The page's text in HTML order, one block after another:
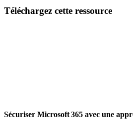
Téléchargez cette ressource
Sécuriser Microsoft 365 avec une